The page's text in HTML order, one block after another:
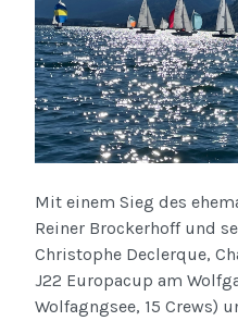
Mit einem Sieg des
Reiner Brockerhoff und
Christophe Declerque,
J22 Europacup am
Wolfagngsee, 15 Crews)